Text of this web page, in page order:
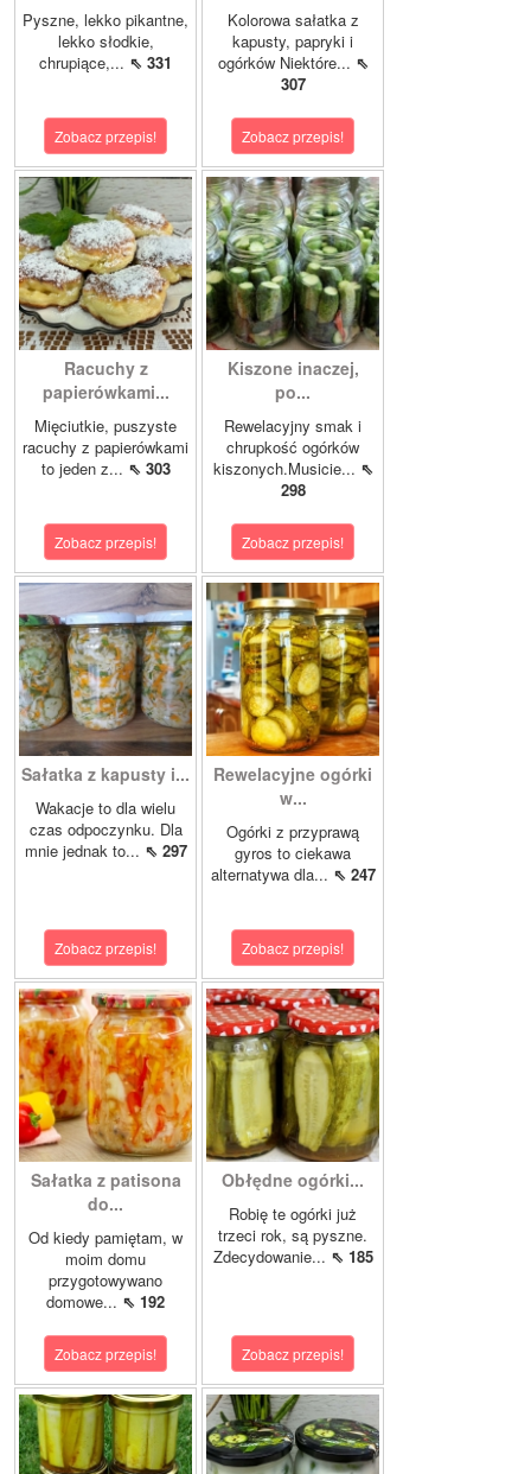
Pyszne, lekko pikantne,
lekko słodkie,
chrupiące,... ⇖ 331
Zobacz przepis!
Kolorowa sałatka z
kapusty, papryki i
ogórków Niektóre... ⇖
307
Zobacz przepis!
Racuchy z
papierówkami...
Mięciutkie, puszyste
racuchy z papierówkami
to jeden z... ⇖ 303
Zobacz przepis!
Kiszone inaczej,
po...
Rewelacyjny smak i
chrupkość ogórków
kiszonych.Musicie... ⇖
298
Zobacz przepis!
Sałatka z kapusty i...
Wakacje to dla wielu
czas odpoczynku. Dla
mnie jednak to... ⇖ 297
Zobacz przepis!
Rewelacyjne ogórki
w...
Ogórki z przyprawą
gyros to ciekawa
alternatywa dla... ⇖ 247
Zobacz przepis!
Sałatka z patisona
do...
Od kiedy pamiętam, w
moim domu
przygotowywano
domowe... ⇖ 192
Zobacz przepis!
Obłędne ogórki...
Robię te ogórki już
trzeci rok, są pyszne.
Zdecydowanie... ⇖ 185
Zobacz przepis!